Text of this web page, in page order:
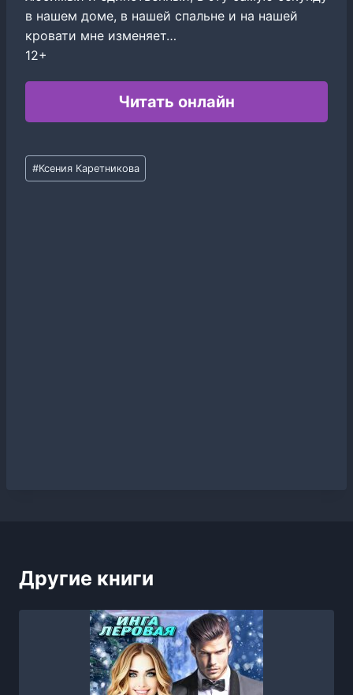
в нашем доме, в нашей спальне и на нашей
кровати мне изменяет…
12+
Читать онлайн
Метки
записи:
#Ксения Каретникова
Другие книги